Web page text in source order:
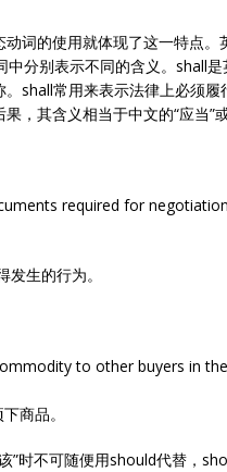
词的使用就体现了这一特点。
分别表示不同的含义。shall
shall常用来表示法律上必须
其含义相当于中文的“应当”或
required for
生的行为。
to other buyers in
商品。
”时不可随便用should代替，